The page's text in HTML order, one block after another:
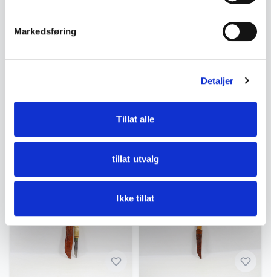
Markedsføring
Detaljer
Tillat alle
tillat utvalg
Ikke tillat
skaft og lærslire – Norge ca.
midten av 1900-tallet
kr 2 500
Tollekniv – J. Kaasa med
dekorert lærslire ca. 1950–
70
Legg til i handlekurv